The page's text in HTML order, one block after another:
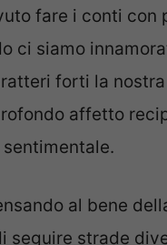
fare i conti
ci siamo
forti la
affetto
al bene
seguire strade